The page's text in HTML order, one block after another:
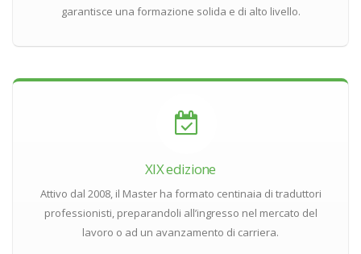
garantisce una formazione solida e di alto livello.
XIX edizione
Attivo dal 2008, il Master ha formato centinaia di traduttori
professionisti, preparandoli all’ingresso nel mercato del
lavoro o ad un avanzamento di carriera.